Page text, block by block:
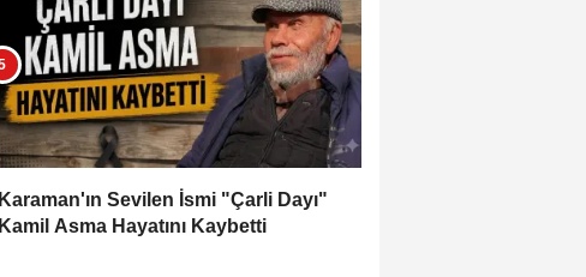
Karaman'ın Sevilen İsmi "Çarli Dayı"
Kamil Asma Hayatını Kaybetti